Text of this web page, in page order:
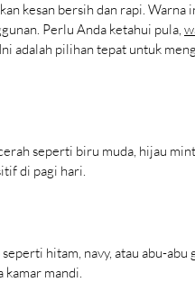
kesan bersih dan rapi. Warna
Perlu Anda ketahui pula,
adalah pilihan tepat untuk
seperti biru muda, hijau
di pagi hari.
hitam, navy, atau abu-abu
kamar mandi.